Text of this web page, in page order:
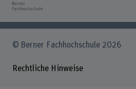
© Berner Fachhochschule 2026
Rechtliche Hinweise